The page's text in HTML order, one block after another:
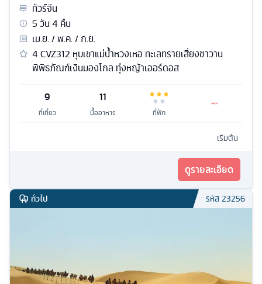
ทัวร์จีน
5วัน4 คืน
เม.ย. / พ.ค. / ก.ย.
4 CVZ312 หุบเขาแม่น้ำหวงเหอ ทะเลทรายเสี่ยงชาวาน
พิพิธภัณฑ์เงินมองโกล ทุ่งหญ้าเออร์ดอส
9
ที่เที่ยว
11
มื้ออาหาร ที่พัก
เริ่มต้น
ดูรายละเอียด
ทั่วไป รหัส23256